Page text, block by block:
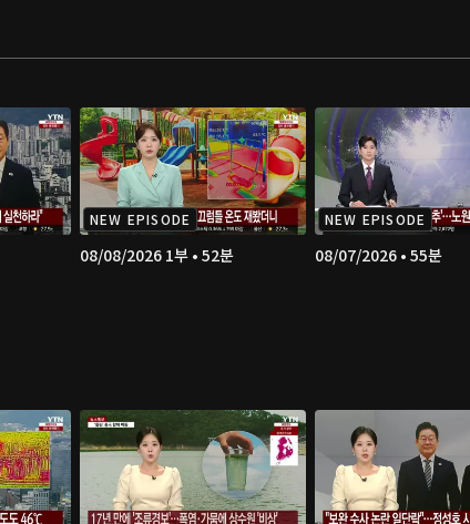
NEW EPISODE
08/08/2026 1부 • 52분
NEW EPISODE
08/07/2026 • 55분